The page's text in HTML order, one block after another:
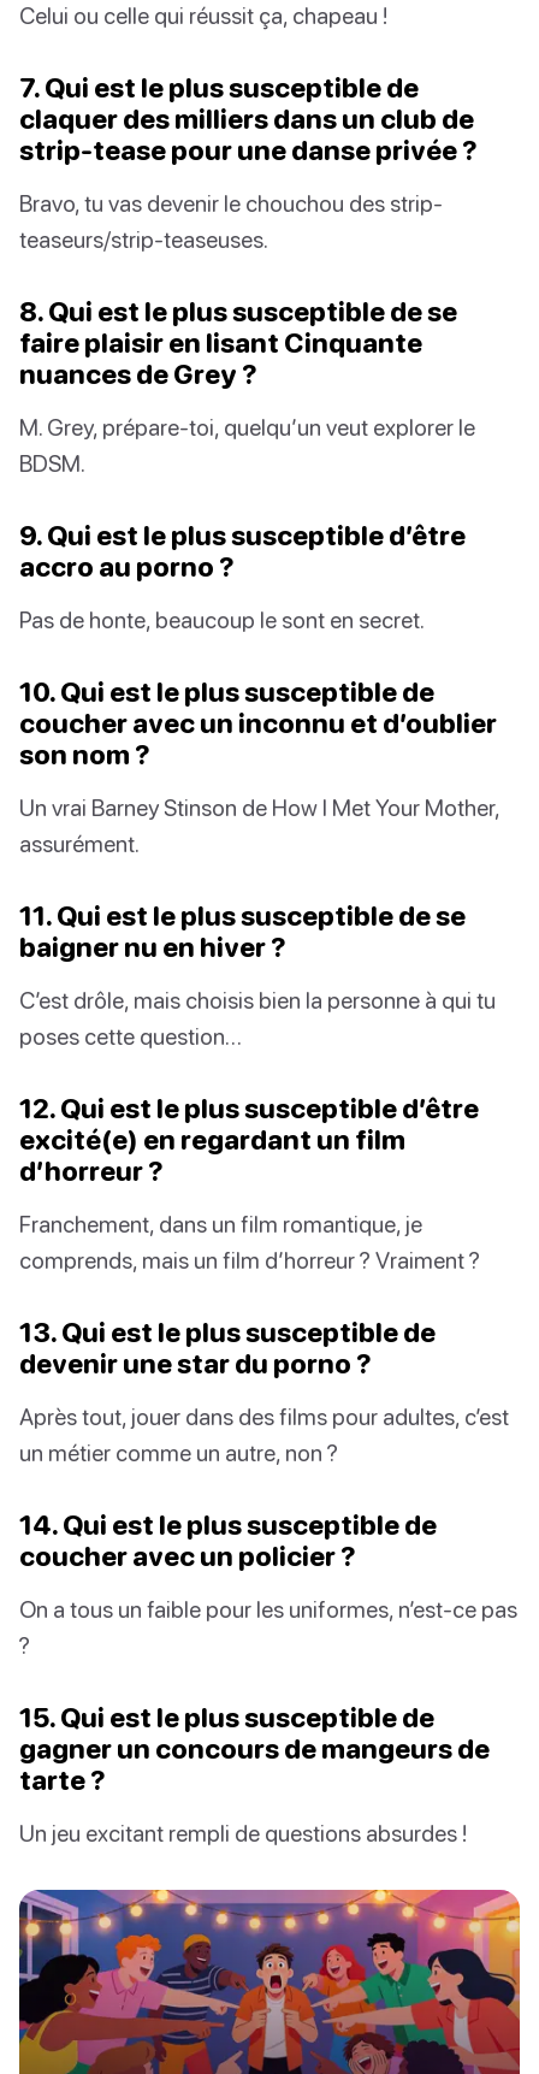
Celui ou celle qui réussit ça, chapeau !
7. Qui est le plus susceptible de
claquer des milliers dans un club de
strip-tease pour une danse privée ?
Bravo, tu vas devenir le chouchou des strip-
teaseurs/strip-teaseuses.
8. Qui est le plus susceptible de se
faire plaisir en lisant Cinquante
nuances de Grey ?
M. Grey, prépare-toi, quelqu’un veut explorer le
BDSM.
9. Qui est le plus susceptible d’être
accro au porno ?
Pas de honte, beaucoup le sont en secret.
10. Qui est le plus susceptible de
coucher avec un inconnu et d’oublier
son nom ?
Un vrai Barney Stinson de How I Met Your Mother,
assurément.
11. Qui est le plus susceptible de se
baigner nu en hiver ?
C’est drôle, mais choisis bien la personne à qui tu
poses cette question…
12. Qui est le plus susceptible d’être
excité(e) en regardant un film
d’horreur ?
Franchement, dans un film romantique, je
comprends, mais un film d’horreur ? Vraiment ?
13. Qui est le plus susceptible de
devenir une star du porno ?
Après tout, jouer dans des films pour adultes, c’est
un métier comme un autre, non ?
14. Qui est le plus susceptible de
coucher avec un policier ?
On a tous un faible pour les uniformes, n’est-ce pas
?
15. Qui est le plus susceptible de
gagner un concours de mangeurs de
tarte ?
Un jeu excitant rempli de questions absurdes !